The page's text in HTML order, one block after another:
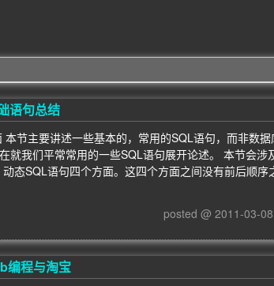
语句总结
本节主要讲述一些基本的，常用的SQL语句，而非数
就我们平常常用的一些SQL语句展开论述。 本节会
态SQL语句四个方面。这四个方面之间没有前后顺
posted @ 2011-03-
编程与淘宝